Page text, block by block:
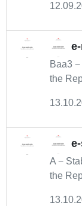
Baa3
the
A −
the